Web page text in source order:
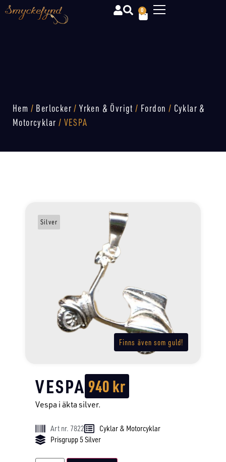
0
Hem / Berlocker /Yrken & Övrigt / Fordon / Cyklar &
Motorcyklar / VESPA
Finns även som guld!
Silver
VESPA 940kr
Vespa i äkta silver.
Art nr. 7822
Cyklar & Motorcyklar
Prisgrupp 5 Silver